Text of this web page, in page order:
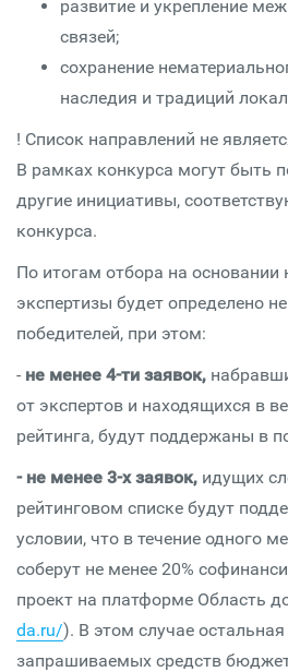
развитие и укрепление
связей;
сохранение
наследия и традиций
! Список направлений не
В рамках конкурса могут быть
другие инициативы,
конкурса.
По итогам отбора на основании
экспертизы будет определено
победителей, при этом:
- не менее 4-ти заявок,
от экспертов и находящихся в
рейтинга, будут поддержаны в
- не менее 3-х заявок, идущих
рейтинговом списке будут
условии, что в течение одного
соберут не менее 20%
проект на платформе Область
da.ru/). В этом случае остальная
запрашиваемых средств